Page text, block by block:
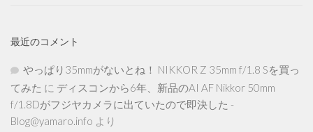
最近のコメント
やっぱり35mmがないとね！ NIKKOR Z 35mm f/1.8 Sを買っ
てみた に ディスコンから6年、新品のAI AF Nikkor 50mm
f/1.8Dがフジヤカメラに出ていたので即決した -
Blog@yamaro.info より